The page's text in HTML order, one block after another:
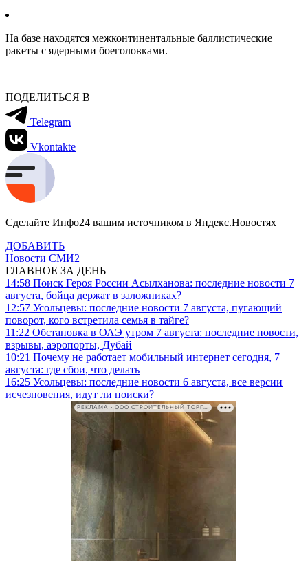
На базе находятся межконтинентальные баллистические
ракеты с ядерными боеголовками.
ПОДЕЛИТЬСЯ В
Telegram
Vkontakte
Сделайте Инфо24 вашим источником в Яндекс.Новостях
ДОБАВИТЬ
Новости СМИ2
ГЛАВНОЕ ЗА ДЕНЬ
14:58 Поиск Героя России Асылханова: последние новости 7
августа, бойца держат в заложниках?
12:57 Усольцевы: последние новости 7 августа, пугающий
поворот, кого встретила семья в тайге?
11:22 Обстановка в ОАЭ утром 7 августа: последние новости,
взрывы, аэропорты, Дубай
10:21 Почему не работает мобильный интернет сегодня, 7
августа: где сбои, что делать
16:25 Усольцевы: последние новости 6 августа, все версии
исчезновения, идут ли поиски?
РЕКЛАМА • ООО СТРОИТЕЛЬНЫЙ ТОРГОВЫЙ ДОМ «ПЕТРОВИЧ». ИНН: 7802348846